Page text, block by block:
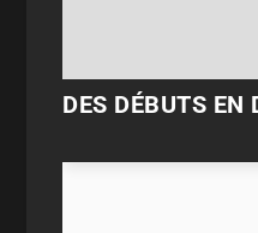
DES DÉBUTS EN